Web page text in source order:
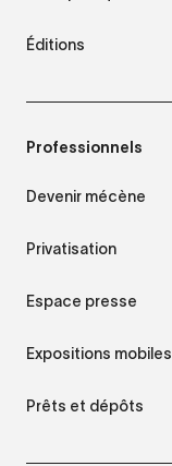
Éditions
Professionnels
Devenir mécène
Privatisation
Espace presse
Expositions mobiles
Prêts et dépôts